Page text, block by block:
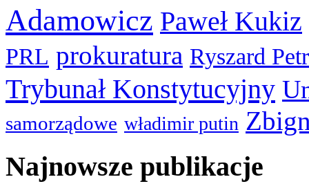
Adamowicz Paweł Kukiz
PRL prokuratura Ryszard
Trybunał Konstytucyjny
samorządowe władimir putin
Najnowsze publikacje